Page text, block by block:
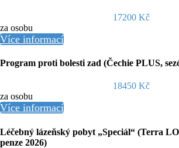
17200 Kč
za osobu
Více informací
Program proti bolesti zad (Čechie PLUS,
18450 Kč
za osobu
Více informací
Léčebný lázeňský pobyt „Speciál“ (Terra
penze 2026)